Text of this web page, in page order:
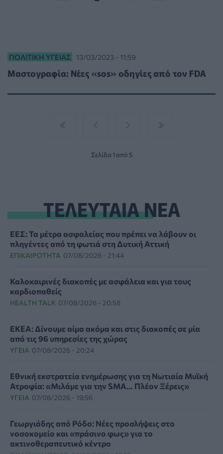
ΠΟΛΙΤΙΚΉ ΥΓΕΊΑΣ 13/03/2023 - 11:59
Μαστογραφία: Νέες «sos» οδηγίες από τον FDA
Σελίδα 1 από 5
ΤΕΛΕΥΤΑΙΑ ΝΕΑ
ΕΕΣ: Τα μέτρα ασφαλείας που πρέπει να λάβουν οι
πληγέντες από τη φωτιά στη Δυτική Αττική
ΕΠΙΚΑΙΡΌΤΗΤΑ 07/08/2026 - 21:44
Καλοκαιρινές διακοπές με ασφάλεια και για τους
καρδιοπαθείς
HEALTH TALK 07/08/2026 - 20:58
ΕΚΕΑ: Δίνουμε αίμα ακόμα και στις διακοπές σε μία
από τις 96 υπηρεσίες της χώρας
ΥΓΕΊΑ 07/08/2026 - 20:24
Εθνική εκστρατεία ενημέρωσης για τη Νωτιαία Μυϊκή
Ατροφία: «Μιλάμε για την SMA… Πλέον Ξέρεις»
ΥΓΕΊΑ 07/08/2026 - 19:56
Γεωργιάδης από Ρόδο: Νέες προσλήψεις στο
νοσοκομείο και «πράσινο φως» για το
ακτινοθεραπευτικό κέντρο